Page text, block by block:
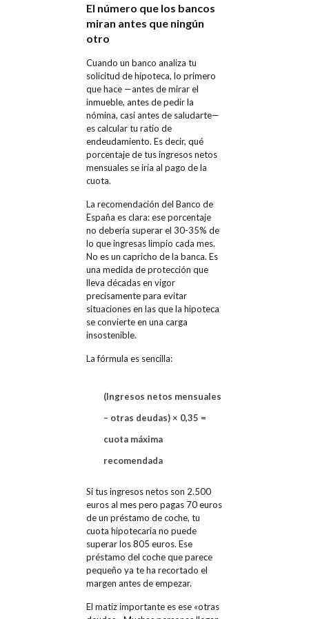
El número que los bancos
miran antes que ningún
otro
Cuando un banco analiza tu
solicitud de hipoteca, lo primero
que hace —antes de mirar el
inmueble, antes de pedir la
nómina, casi antes de saludarte—
es calcular tu ratio de
endeudamiento. Es decir, qué
porcentaje de tus ingresos netos
mensuales se iría al pago de la
cuota.
La recomendación del Banco de
España es clara: ese porcentaje
no debería superar el 30-35% de
lo que ingresas limpio cada mes.
No es un capricho de la banca. Es
una medida de protección que
lleva décadas en vigor
precisamente para evitar
situaciones en las que la hipoteca
se convierte en una carga
insostenible.
La fórmula es sencilla:
(Ingresos netos mensuales
– otras deudas) × 0,35 =
cuota máxima
recomendada
Si tus ingresos netos son 2.500
euros al mes pero pagas 70 euros
de un préstamo de coche, tu
cuota hipotecaria no puede
superar los 805 euros. Ese
préstamo del coche que parece
pequeño ya te ha recortado el
margen antes de empezar.
El matiz importante es ese «otras